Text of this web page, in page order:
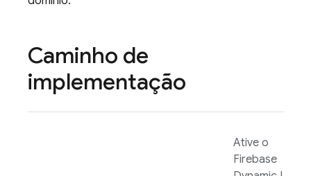
Caminho de
implementação
Ative o
Firebase